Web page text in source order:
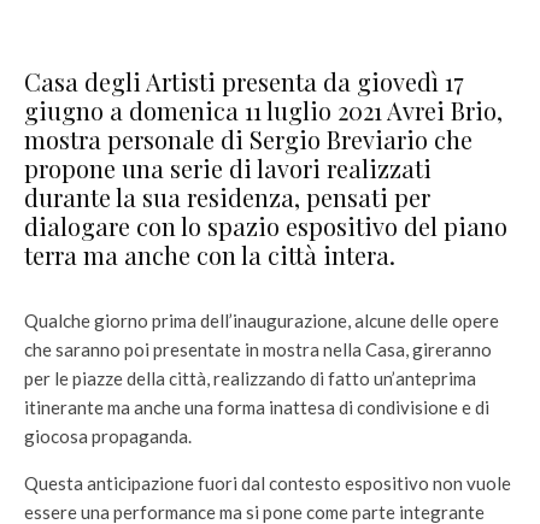
Casa degli Artisti presenta da giovedì 17
giugno a domenica 11 luglio 2021 Avrei Brio,
mostra personale di Sergio Breviario che
propone una serie di lavori realizzati
durante la sua residenza, pensati per
dialogare con lo spazio espositivo del piano
terra ma anche con la città intera.
Qualche giorno prima dell’inaugurazione, alcune delle opere
che saranno poi presentate in mostra nella Casa, gireranno
per le piazze della città, realizzando di fatto un’anteprima
itinerante ma anche una forma inattesa di condivisione e di
giocosa propaganda.
Questa anticipazione fuori dal contesto espositivo non vuole
essere una performance ma si pone come parte integrante